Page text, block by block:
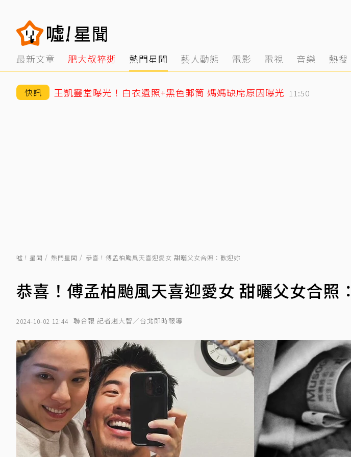
最新文章 肥大叔猝逝 熱門星聞 藝人動態 電影 電視 音樂 熱搜
快訊
噓！星聞 熱門星聞 恭喜！傅孟柏颱風天喜迎愛女 甜曬父女合照：歡迎妳
恭喜！傅孟柏颱風天喜迎愛女 甜曬父女合照
2024-10-02 12:44 聯合報 記者趙大智／台北即時報導